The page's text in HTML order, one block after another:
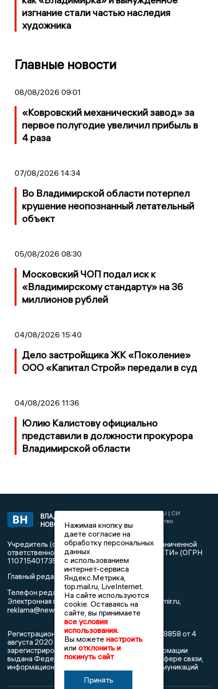
изгнание стали частью наследия
художника
Главные новости
08/08/2026 09:01
«Ковровский механический завод» за
первое полугодие увеличил прибыль в
4 раза
07/08/2026 14:34
Во Владимирской области потерпел
крушение неопознанный летательный
объект
05/08/2026 08:30
Московский ЧОП подал иск к
«Владимирскому стандарту» на 36
миллионов рублей
04/08/2026 15:40
Дело застройщика ЖК «Поколение»
ООО «Капитал Строй» передали в суд
04/08/2026 11:36
Юлию Калистову официально
представили в должности прокурора
Владимирской области
ВЛАДИМИРСКИЕ
НОВОСТИ
2017 © NEWSVLADIMIR.RU | СИ
«Информационное агентство
Владимирские новости»
Учредитель (соучредители): Общество с ограниченной
ответственностью «РЕГИОНАЛЬНЫЕ НОВОСТИ» (ОГРН
1107154017354)
Главный редактор: Мазов С. А.
Телефон редакции:8 (4922) 666916
Электронная почта редакции:info@newsvladimir.ru,
reklama@newsvladimir.ru
Регистрационный номер: серия Эл № ФС77-78858 от 4
августа 2020 г. согласно выписке из реестра
зарегистрированных средств массовой информации
выдана Федеральной службой по надзору в сфере связи,
информационных технологий и массовых коммуникаций
Нажимая кнопку вы
даете согласие на
обработку персональных
данных
с использованием
интернет-сервиса
Яндекс.Метрика,
top.mail.ru, LiveInternet.
На сайте используются
cookie. Оставаясь на
сайте, вы принимаете
все условия
использования.
Вы можете настроить
или отклонить и
покинуть сайт
Принять